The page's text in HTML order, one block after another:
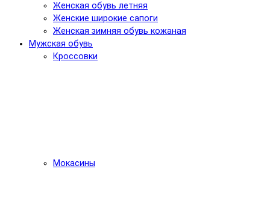
Женская обувь летняя
Женские широкие сапоги
Женская зимняя обувь кожаная
Мужская обувь
Кроссовки
Мокасины